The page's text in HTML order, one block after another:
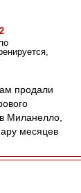
продали
Миланелло,
месяцев